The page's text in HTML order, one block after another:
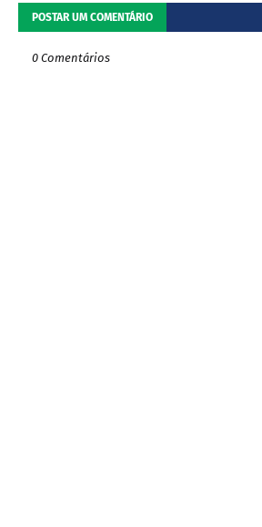
POSTAR UM COMENTÁRIO
0 Comentários